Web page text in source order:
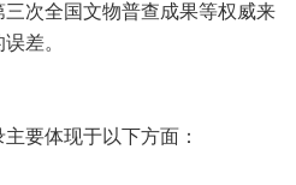
次全国文物普查成果等权威来
差。
要体现于以下方面：